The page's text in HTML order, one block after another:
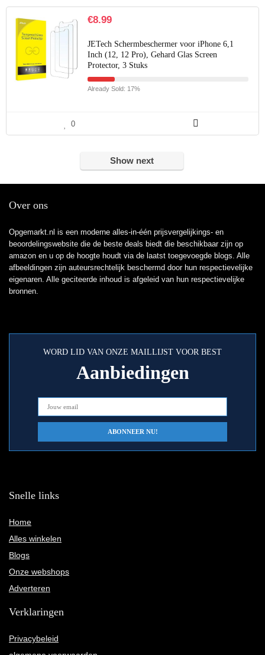
€8.99
JETech Schermbeschermer voor iPhone 6,1
Inch (12, 12 Pro), Gehard Glas Screen
Protector, 3 Stuks
Already Sold: 17%
0
Show next
Over ons
Opgemarkt.nl is een moderne alles-in-één prijsvergelijkings- en
beoordelingswebsite die de beste deals biedt die beschikbaar zijn op
amazon en u op de hoogte houdt via de laatst toegevoegde blogs. Alle
afbeeldingen zijn auteursrechtelijk beschermd door hun respectievelijke
eigenaren. Alle geciteerde inhoud is afgeleid van hun respectievelijke
bronnen.
WORD LID VAN ONZE MAILLIJST VOOR BEST
Aanbiedingen
Snelle links
Home
Alles winkelen
Blogs
Onze webshops
Adverteren
Verklaringen
Privacybeleid